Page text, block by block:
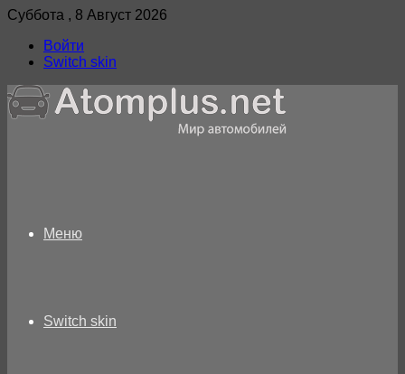
Суббота , 8 Август 2026
Войти
Switch skin
Меню
Switch skin